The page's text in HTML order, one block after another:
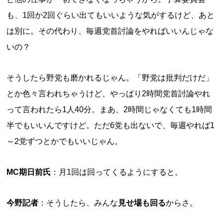
も、1回か2回ぐらい出てもいいような気がするけど、あと
は別に。その代わり、毎週党首討論をやればいいんじゃな
いの？
そうしたら野党も磨かれるじゃん。「野党は批判だけだ」
とか色々言われちゃうけど、やっぱり2時間党首討論やれ
って言われたら1人40分。まあ、2時間じゃなくても1時間
半でもいいんですけど。ただ6党も出ないで、毎週やれば1
～2党ずつとかでもいいじゃん。
MC期日前氏 ：月1回は回ってくるようにすると。
今野記者 ：そうしたら、みんな 見せ場も回るからさ。